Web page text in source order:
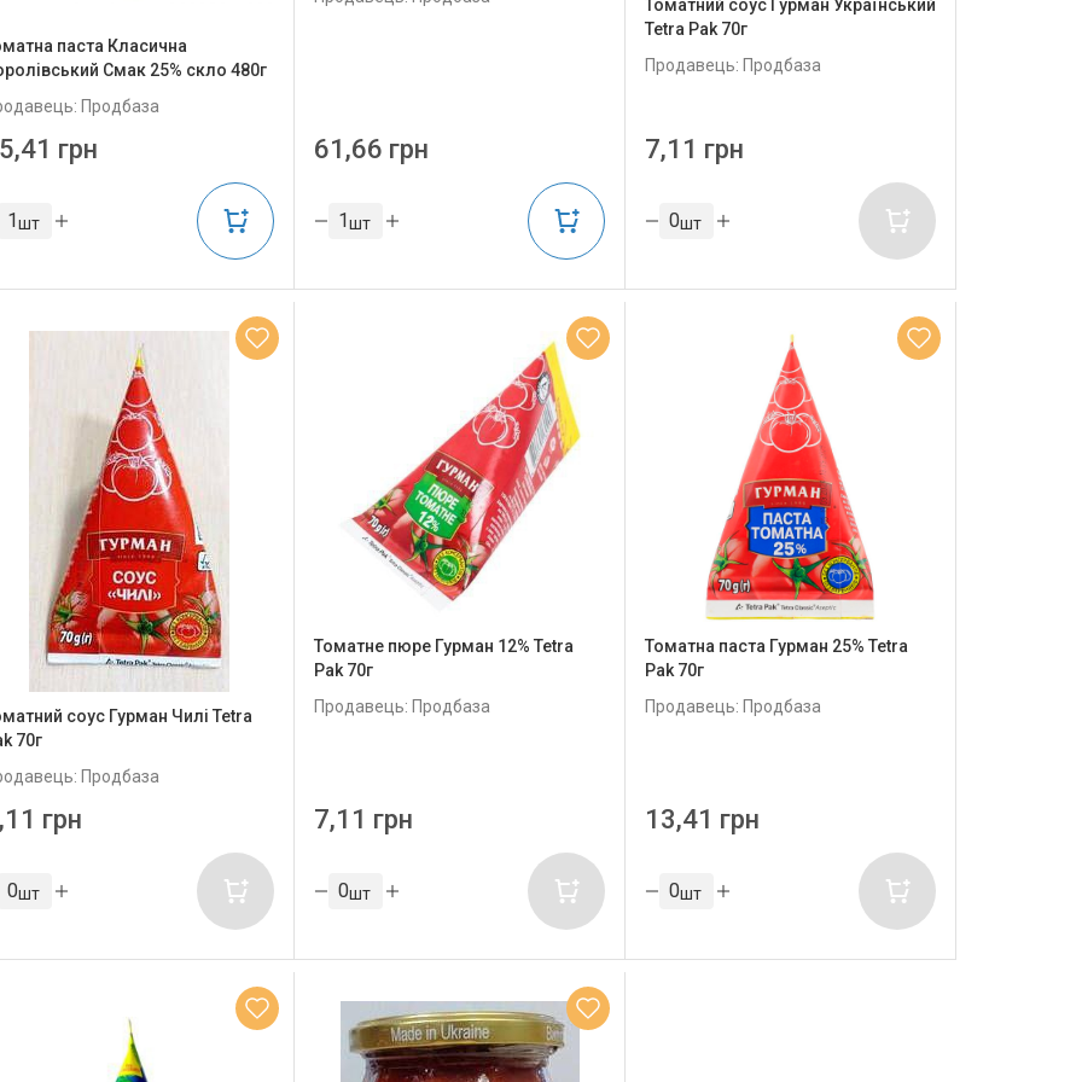
паста Класична
Смак 25% скло 480г
Продбаза
грн
шт
61,66 грн
шт
Томатний соус Гурман Український
Теtra Pak 70г
Продавець: Продбаза
7,11 грн
шт
соус Гурман Чилі Теtra
70г
Продбаза
грн
шт
Томатне пюре Гурман 12% Теtra
Pak 70г
Продавець: Продбаза
7,11 грн
шт
Томатна паста Гурман 25% Теtra
Pak 70г
Продавець: Продбаза
13,41 грн
шт